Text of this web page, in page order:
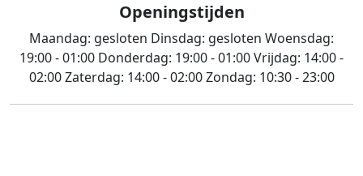
Openingstijden
Maandag: gesloten Dinsdag: gesloten Woensdag:
19:00 - 01:00 Donderdag: 19:00 - 01:00Vrijdag: 14:00 -
02:00Zaterdag: 14:00 - 02:00Zondag: 10:30 - 23:00